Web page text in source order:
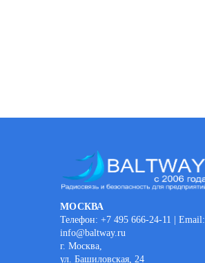
МОСКВА
Телефон: +7 495 666-24-11 | Email:
info@baltway.ru
г. Москва,
ул. Башиловская, 24